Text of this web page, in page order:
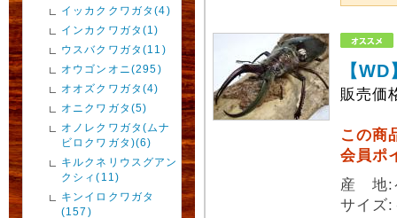
イッカククワガタ(4)
インカクワガタ(1)
ウスバクワガタ(11)
オウゴンオニ(295)
オオズクワガタ(4)
オニクワガタ(5)
オノレクワガタ(ムナ
ビロクワガタ)(6)
キルクネリウスグアン
クシィ(11)
キンイロクワガタ
(157)
【
販売価
この商
会員ポ
産 地:
サイ